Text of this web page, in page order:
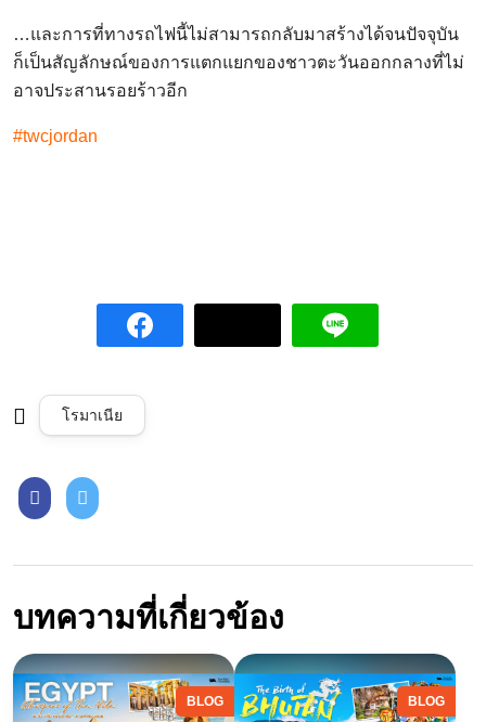
…และการที่ทางรถไฟนี้ไม่สามารถกลับมาสร้างได้จนปัจจุบัน
ก็เป็นสัญลักษณ์ของการแตกแยกของชาวตะวันออกกลางที่ไม่
อาจประสานรอยร้าวอีก
#twcjordan
โรมาเนีย
บทความที่เกี่ยวข้อง
BLOG BLOG